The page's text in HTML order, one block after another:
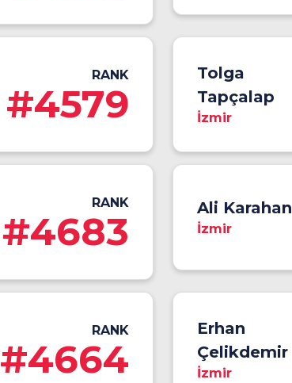
RANK
#4579
Tolga
Tapçalap
İzmir
RANK
#4683
Ali Karahan
İzmir
RANK
#4664
Erhan
Çelikdemir
İzmir